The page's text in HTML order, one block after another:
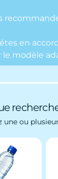
en
le modèle
une ou